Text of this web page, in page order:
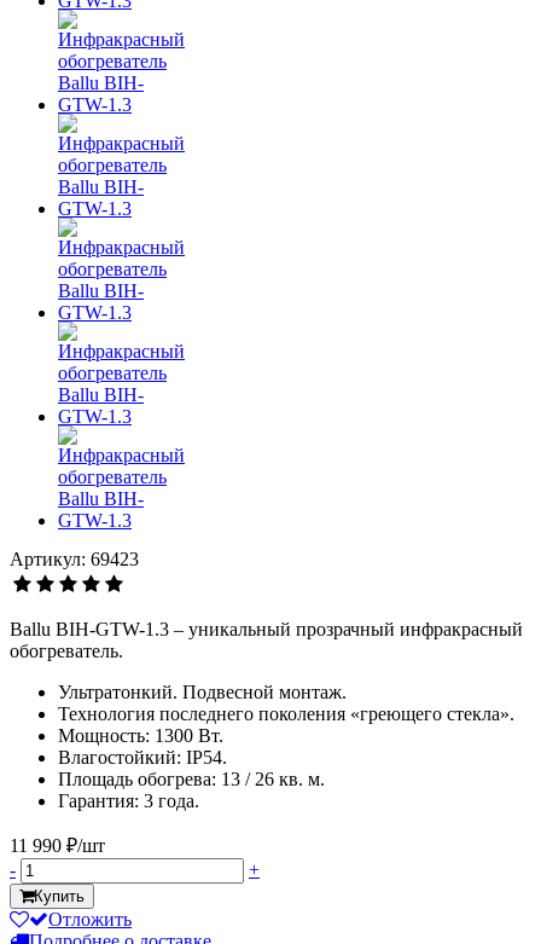
Артикул: 69423
Ballu BIH-GTW-1.3 – уникальный прозрачный инфракрасный
обогреватель.
Ультратонкий. Подвесной монтаж.
Технология последнего поколения «греющего стекла».
Мощность: 1300 Вт.
Влагостойкий: IP54.
Площадь обогрева: 13 / 26 кв. м.
Гарантия: 3 года.
11 990 ₽/шт
-
+
Купить
Отложить